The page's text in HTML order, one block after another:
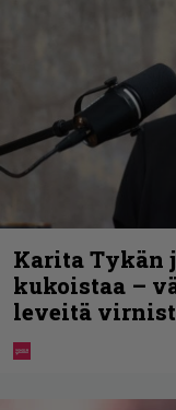
Karita Tykän
kukoistaa –
leveitä